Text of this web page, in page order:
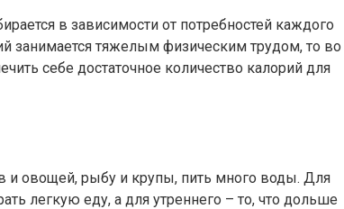
в зависимости от потребностей каждого
занимается тяжелым физическим трудом, то во
себе достаточное количество калорий для
и овощей, рыбу и крупы, пить много воды. Для
легкую еду, а для утреннего – то, что дольше